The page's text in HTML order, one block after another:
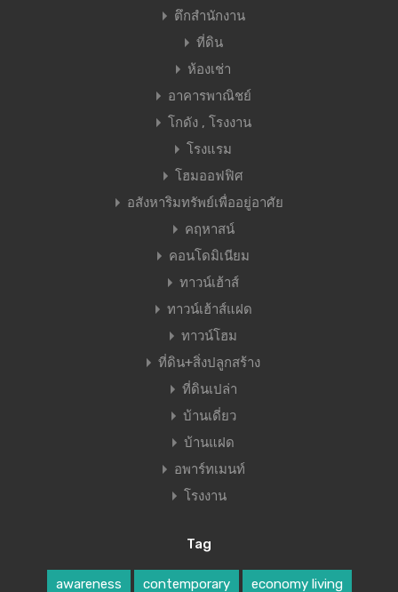
ตึกสำนักงาน
ที่ดิน
ห้องเช่า
อาคารพาณิชย์
โกดัง , โรงงาน
โรงแรม
โฮมออฟฟิศ
อสังหาริมทรัพย์เพื่ออยู่อาศัย
คฤหาสน์
คอนโดมิเนียม
ทาวน์เฮ้าส์
ทาวน์เฮ้าส์แฝด
ทาวน์โฮม
ที่ดิน+สิ่งปลูกสร้าง
ที่ดินเปล่า
บ้านเดี่ยว
บ้านแฝด
อพาร์ทเมนท์
โรงงาน
Tag
awareness contemporary economy living